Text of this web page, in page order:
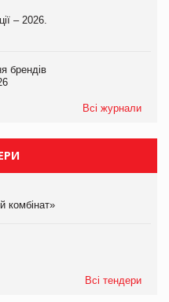
– 2026.
брендів
Всі журнали
комбінат»
Всі тендери